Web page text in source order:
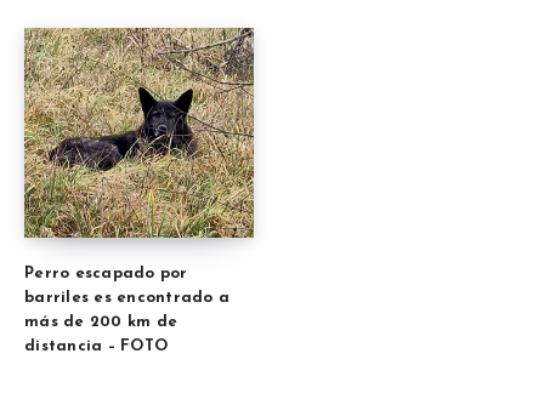
Perro escapado por
barriles es encontrado a
más de 200 km de
distancia – FOTO